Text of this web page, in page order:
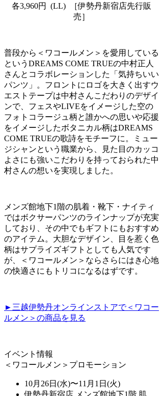
各3,960円 (LL) ［伊勢丹新宿店先行販
売］
普段から＜ワコールメン＞を愛用している
というDREAMS COME TRUEの中村正人
さんとコラボレーションした「気持ちいい
パンツ」。フロントにロゴを大きく出すウ
エストテープは中村さんこだわりのデザイ
ンで、フェスやLIVEをイメージした空の
フォトコラージュ柄と誰かへの思いや応援
をイメージしたボタニカル柄はDREAMS
COME TRUEの歌詩をモチーフに。ミュー
ジシャンという職業から、見た目のカッコ
よさにも強いこだわりを持っておられた中
村さんの想いを実現しました。
メンズ館地下1階の肌着・靴下・ナイティ
ではボクサーパンツのラインナップが充実
しており、その中でもギフトにもおすすめ
のアイテム。大胆なデザイン、目を惹く色
柄はサプライズギフトとしても人気です
が、＜ワコールメン＞ならさらにはき心地
の快適さにもトリコになるはずです。
►三越伊勢丹オンラインストアで＜ワコー
ルメン＞の商品を見る
イベント情報
＜ワコールメン＞プロモーション
10月26日(水)〜11月1日(火)
伊勢丹新宿店 メンズ館地下1階 肌